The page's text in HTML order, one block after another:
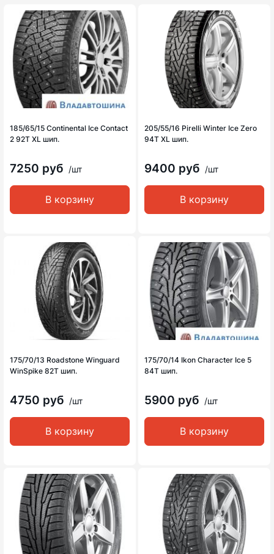
185/65/15 Continental Ice Contact
2 92T XL шип.
7250 руб /шт
В корзину
205/55/16 Pirelli Winter Ice Zero
94T XL шип.
9400 руб /шт
В корзину
175/70/13 Roadstone Winguard
WinSpike 82T шип.
4750 руб /шт
В корзину
175/70/14 Ikon Character Ice 5
84T шип.
5900 руб /шт
В корзину